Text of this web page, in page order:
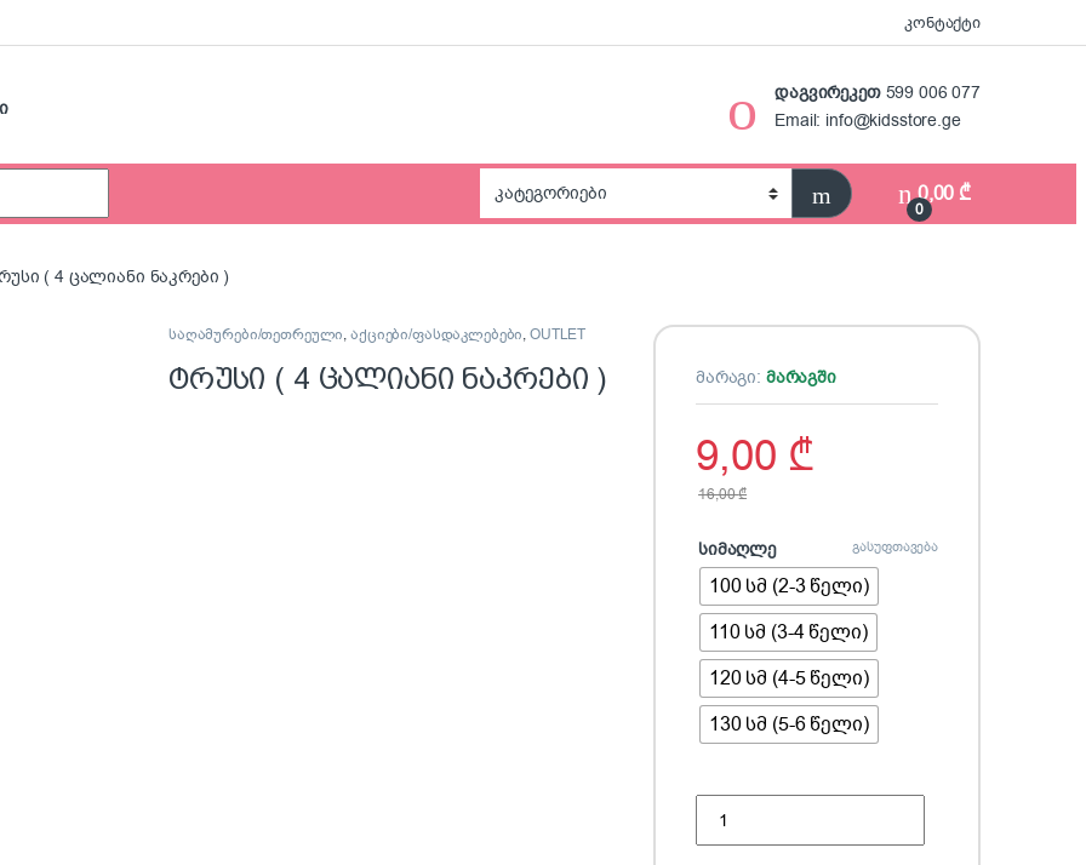
კონტაქტი
დაგვირეკეთ599 006 077
Email: info@kidsstore.ge
0
0,00 ₾
( 4 ცალიანი ნაკრები )
საღამურები/თეთრეული,აქციები/ფასდაკლებები,OUTLET
ტრუსი ( 4 ცალიანი ნაკრები ) მარაგი: მარაგში
9,00 ₾
16,00₾
სიმაღლე
100 სმ (2-3 წელი)
110 სმ (3-4 წელი)
120 სმ (4-5 წელი)
130 სმ (5-6 წელი)
გასუფთავება
ტრუსი ( 4 ცალიანი ნაკრები ) quantity